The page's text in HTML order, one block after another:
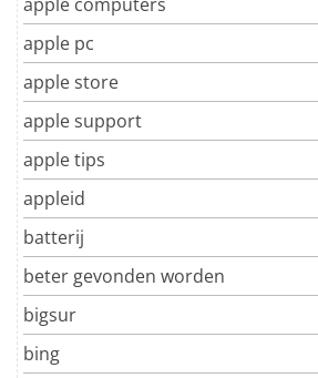
apple pc
apple store
apple support
apple tips
appleid
batterij
beter gevonden worden
bigsur
bing